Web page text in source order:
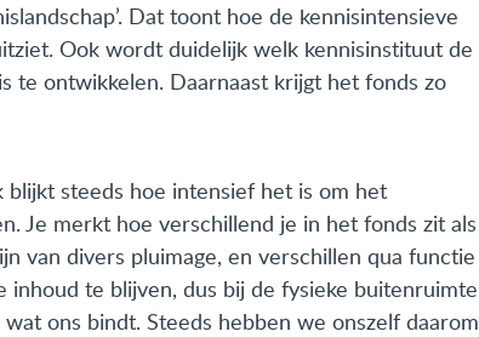
Dat toont hoe de kennisintensieve
Ook wordt duidelijk welk kennisinstituut de
te ontwikkelen. Daarnaast krijgt het fonds zo
steeds hoe intensief het is om het
Je merkt hoe verschillend je in het fonds zit
van divers pluimage, en verschillen qua
inhoud te blijven, dus bij de fysieke
ons bindt. Steeds hebben we onszelf